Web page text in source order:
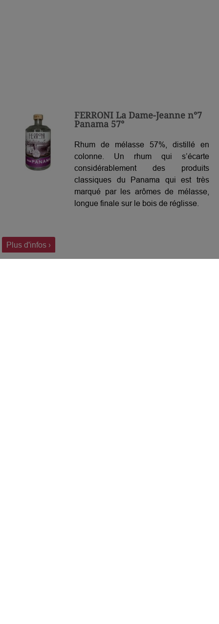
FERRONI La Dame-Jeanne n°7
Panama 57°
Rhum de mélasse 57%, distillé en
colonne. Un rhum qui s’écarte
considérablement des produits
classiques du Panama qui est très
marqué par les arômes de mélasse,
longue finale sur le bois de réglisse.
Plus d'infos ›